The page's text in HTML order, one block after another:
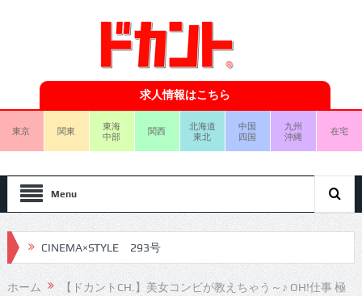
求人情報はこちら
東京 関東
東海
中部
関西
北海道
東北
中国
四国
九州
沖縄
在宅
Menu
CINEMA×STYLE 293号
CINEMA×STYLE 292号
ホーム
【ドカントCH.】美女コンビが教えちゃう～♪ OH!仕事 極